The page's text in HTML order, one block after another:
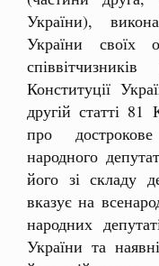
України),
України своїх
Конституції
другій статті 81
про
народного
його зі складу
вказує на
народних
України та